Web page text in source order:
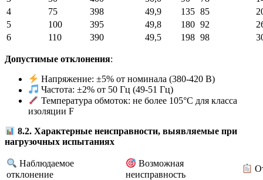
4
75 398 49,9 135 85
5
100 395 49,8 180 92
6
110 390 49,5 198 98
Допустимые отклонения:
Напряжение: ±5% от номинала (380-420 В)
Частота: ±2% от 50 Гц (49-51 Гц)
Температура обмоток: не более 105°C для класса
изоляции F
8.2. Характерные неисправности, выявляемые при
нагрузочных испытаниях
Наблюдаемое
отклонение
Возможная
неисправность